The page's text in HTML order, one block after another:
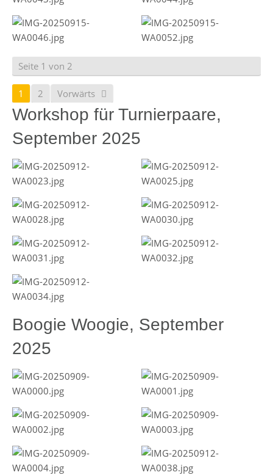
Seite 1 von 2
1 2 Vorwärts
Workshop für Turnierpaare,
September 2025
Boogie Woogie, September
2025